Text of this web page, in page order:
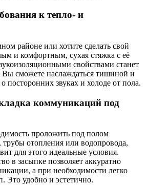
к тепло- и
районе или хотите сделать свой
и комфортным, сухая стяжка с её
свойствами станет
сможете наслаждаться тишиной и
посторонних звуках и холоде от пола.
коммуникаций под
проложить под полом
трубы отопления или водопровода,
для этого идеальные условия.
в засыпке позволяет аккуратно
а при необходимости легко
Это удобно и эстетично.